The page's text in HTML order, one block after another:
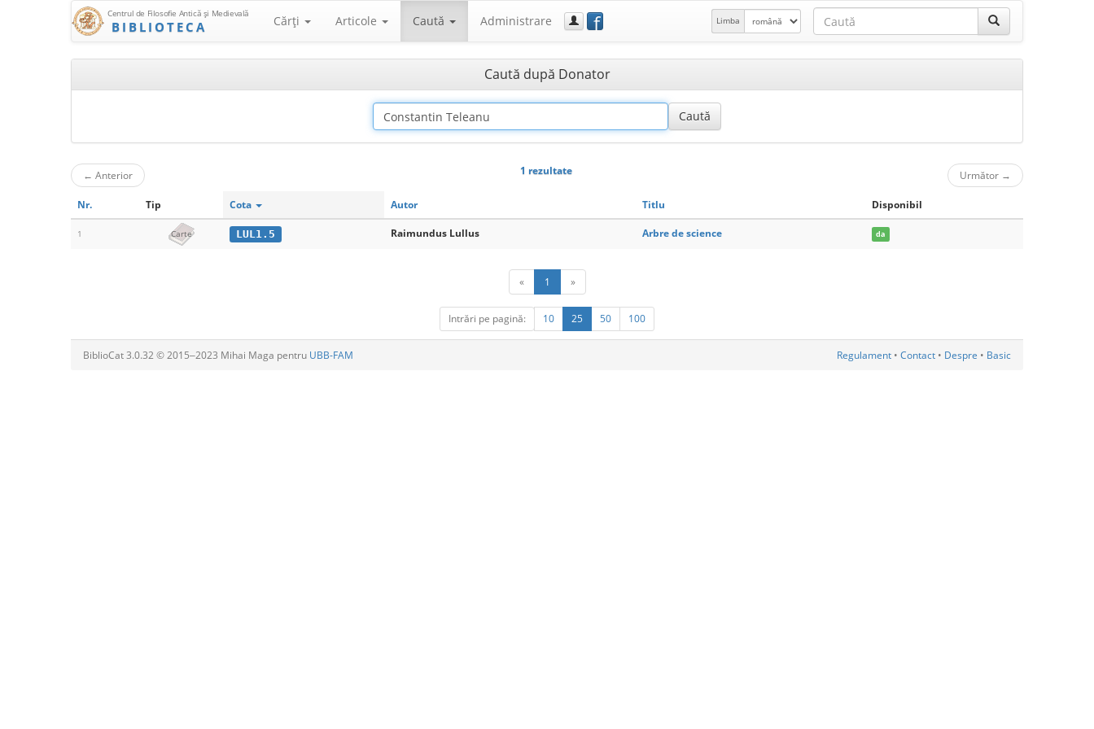
Centrul de Filosofie Antică şi Medievală
BIBLIOTECA Cărţi Articole Caută Administrare f Limba
Caută după Donator
← Anterior 1 rezultate Următor →
Nr. Tip Cota Autor Titlu Disponibil
1 Carte LUL1.5 Raimundus Lullus Arbre de science da
« 1 »
Intrări pe pagină: 10 25 50 100
BiblioCat 3.0.32 © 2015‒2023 Mihai Maga pentru UBB-FAM Regulament • Contact • Despre • Basic